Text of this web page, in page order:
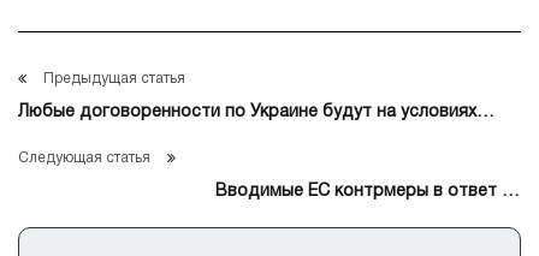
Предыдущая статья
Любые договоренности по Украине будут на условиях
Следующая статья
Вводимые ЕС контрмеры в ответ на